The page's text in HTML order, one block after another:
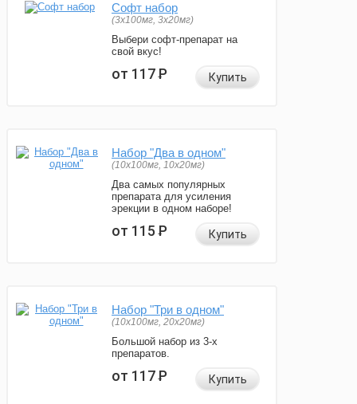
Софт набор
(3x100мг, 3x20мг)
Выбери софт-препарат на
свой вкус!
от 117Р Купить
Набор "Два в одном"
(10x100мг, 10x20мг)
Два самых популярных
препарата для усиления
эрекции в одном наборе!
от 115Р Купить
Набор "Три в одном"
(10x100мг, 20x20мг)
Большой набор из 3-х
препаратов.
от 117Р Купить